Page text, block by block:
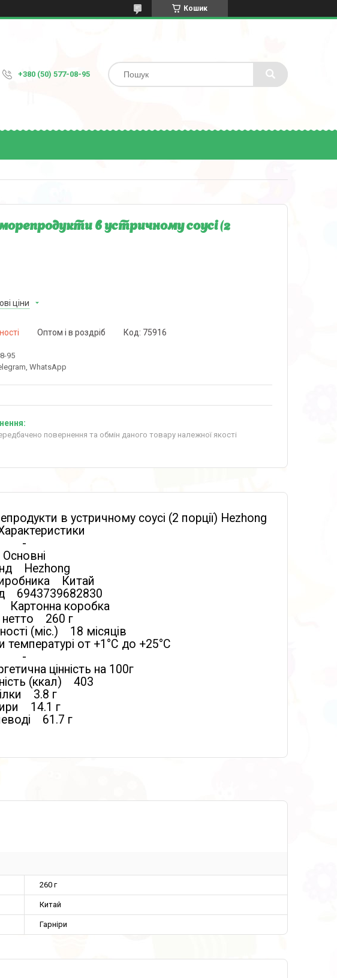
Кошик
+380 (50) 577-08-95
в устричному соусі (2
ціни
Оптом і в роздріб Код: 75916
95
WhatsApp
повернення та обмін даного товару належної якості
в устричному соусі (2 порції) Hezhong
-
Основні
Hezhong
Китай
6943739682830
Картонна коробка
нетто 260 г
(міс.) 18 місяців
от +1°C до +25°C
-
цінність на 100г
(ккал) 403
3.8 г
14.1 г
61.7 г
260 г
Китай
Гарніри